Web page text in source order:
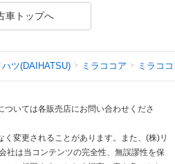
車トップへ
ハツ(DAIHATSU) ミラココア ミラコ
いては各販売店にお問い合わせくださ
変更されることがあります。また、(株)リ
社は当コンテンツの完全性、無誤謬性を保